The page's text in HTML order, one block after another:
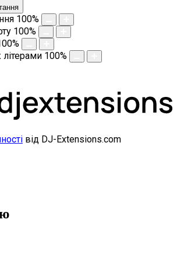
100%
100%
%
літерами 100%
від DJ-Extensions.com